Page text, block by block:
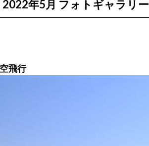
2022年5月 フォトギャラリー
飛行